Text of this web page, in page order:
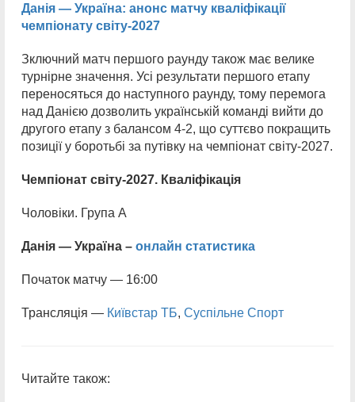
Данія — Україна: анонс матчу кваліфікації
чемпіонату світу-2027
Зключний матч першого раунду також має велике
турнірне значення. Усі результати першого етапу
переносяться до наступного раунду, тому перемога
над Данією дозволить українській команді вийти до
другого етапу з балансом 4-2, що суттєво покращить
позиції у боротьбі за путівку на чемпіонат світу-2027.
Чемпіонат світу-2027. Кваліфікація
Чоловіки. Група А
Данія — Україна – онлайн статистика
Початок матчу — 16:00
Трансляція — Київстар ТБ, Суспільне Спорт
Читайте також: